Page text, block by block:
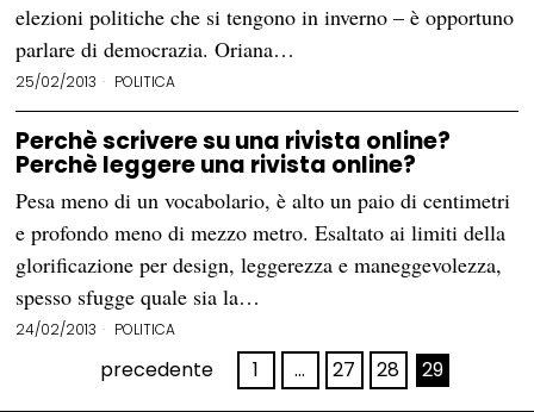
elezioni politiche che si tengono in inverno – è opportuno
parlare di democrazia. Oriana…
25/02/2013 POLITICA
Perchè scrivere su una rivista online?
Perchè leggere una rivista online?
Pesa meno di un vocabolario, è alto un paio di centimetri
e profondo meno di mezzo metro. Esaltato ai limiti della
glorificazione per design, leggerezza e maneggevolezza,
spesso sfugge quale sia la…
24/02/2013 POLITICA
precedente 1 … 27 28 29